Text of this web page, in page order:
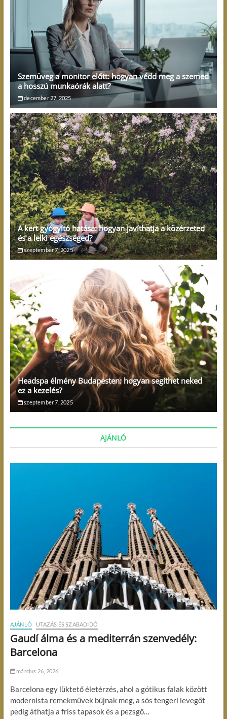
Szemüveg a monitor előtt: hogyan védd meg a szemed
a hosszú munkaórák alatt?
december 27, 2025
A kert gyógyító hatása: hogyan javíthatja a közérzeted
és a lelki egészséged?
szeptember 7, 2025
Headspa élmény Budapesten: hogyan segíthet neked
ez a kezelés?
szeptember 7, 2025
AJÁNLÓ
AJÁNLÓ UTAZÁS ÉS SZABADIDŐ
Gaudí álma és a mediterrán szenvedély:
Barcelona
március 26, 2026
Barcelona egy lüktető életérzés, ahol a gótikus falak között
modernista remekművek bújnak meg, a sós tengeri levegőt
pedig áthatja a friss tapasok és a pezsgő…